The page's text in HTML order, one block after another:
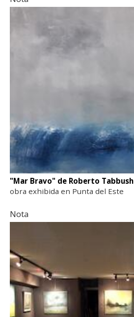
"Mar Bravo" de Roberto Tabbush
obra exhibida en Punta del Este
Nota